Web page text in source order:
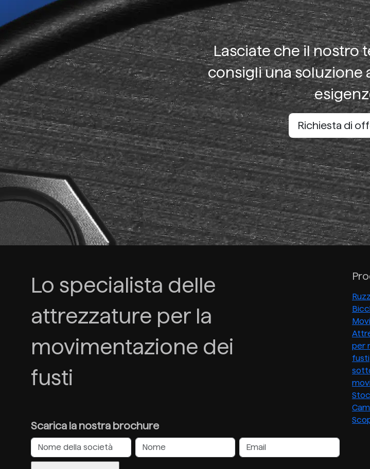
Lasciate che il nostro
consigli una soluzione
Richiesta di
Lo specialista delle
attrezzature per la
movimentazione dei
fusti
Scarica la nostra brochure
per
fusti